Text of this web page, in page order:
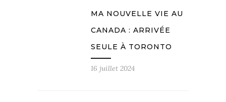
MA NOUVELLE VIE AU
CANADA : ARRIVÉE
SEULE À TORONTO
16 juillet 2024